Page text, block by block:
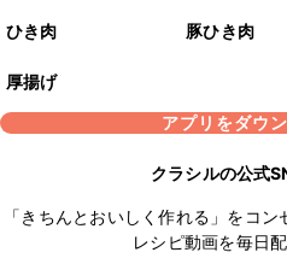
ひき肉 豚ひき肉
厚揚げ
アプリをダウ
クラシルの公式
「きちんとおいしく作れる」をコ
レシピ動画を毎日